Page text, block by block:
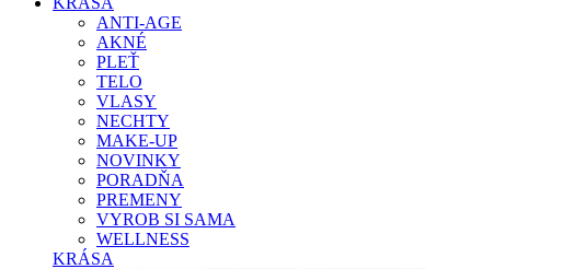
ANTI-AGE
AKNÉ
PLEŤ
TELO
VLASY
NECHTY
MAKE-UP
NOVINKY
PORADŇA
PREMENY
VYROB SI SAMA
WELLNESS
KRÁSA